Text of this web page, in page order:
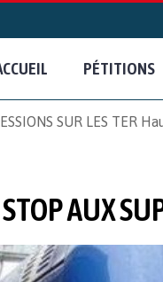
PÉTITIONS
SUR LES TER
STOP AUX